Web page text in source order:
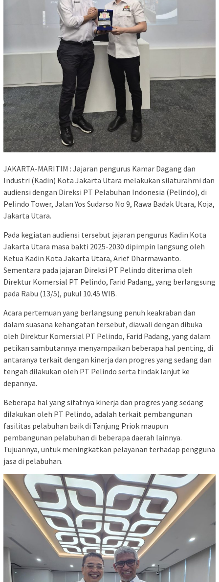
JAKARTA-MARITIM : Jajaran pengurus Kamar Dagang dan
Industri (Kadin) Kota Jakarta Utara melakukan silaturahmi dan
audiensi dengan Direksi PT Pelabuhan Indonesia (Pelindo), di
Pelindo Tower, Jalan Yos Sudarso No 9, Rawa Badak Utara, Koja,
Jakarta Utara.
Pada kegiatan audiensi tersebut jajaran pengurus Kadin Kota
Jakarta Utara masa bakti 2025-2030 dipimpin langsung oleh
Ketua Kadin Kota Jakarta Utara, Arief Dharmawanto.
Sementara pada jajaran Direksi PT Pelindo diterima oleh
Direktur Komersial PT Pelindo, Farid Padang, yang berlangsung
pada Rabu (13/5), pukul 10.45 WIB.
Acara pertemuan yang berlangsung penuh keakraban dan
dalam suasana kehangatan tersebut, diawali dengan dibuka
oleh Direktur Komersial PT Pelindo, Farid Padang, yang dalam
petikan sambutannya menyampaikan beberapa hal penting, di
antaranya terkait dengan kinerja dan progres yang sedang dan
tengah dilakukan oleh PT Pelindo serta tindak lanjut ke
depannya.
Beberapa hal yang sifatnya kinerja dan progres yang sedang
dilakukan oleh PT Pelindo, adalah terkait pembangunan
fasilitas pelabuhan baik di Tanjung Priok maupun
pembangunan pelabuhan di beberapa daerah lainnya.
Tujuannya, untuk meningkatkan pelayanan terhadap pengguna
jasa di pelabuhan.